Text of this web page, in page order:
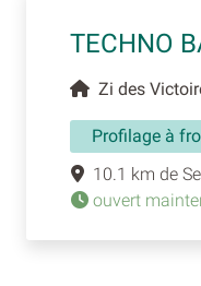
TECHNO
Zi des
Profilage à
10.1 km de
ouvert